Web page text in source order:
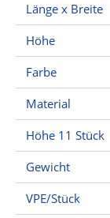
Länge x Breite
Höhe
Farbe
Material
Höhe 11 Stück
Gewicht
VPE/Stück